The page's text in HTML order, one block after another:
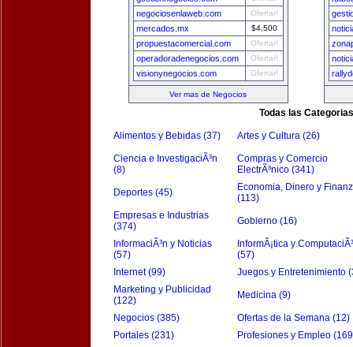
negociosenlaweb.com Ofertar!
mercados.mx $4,500
propuestacomercial.com Ofertar!
operadoradenegocios.com Ofertar!
visionynegocios.com Ofertar!
Ver mas de Negocios
Todas las Categorias
Alimentos y Bebidas (37) Artes y Cultura (26)
Ciencia e InvestigaciÃ³n
(8)
Compras y Comercio
ElectrÃ³nico (341)
Deportes (45)
Economia, Dinero y
(113)
Empresas e Industrias
(374)
Gobierno (16)
InformaciÃ³n y Noticias
(57)
InformÃ¡tica y
(57)
Internet (99)
Juegos y Entretenimiento
Marketing y Publicidad
(122)
Medicina (9)
Negocios (385)
Ofertas de la Semana (12)
Portales (231)
Profesiones y Empleo